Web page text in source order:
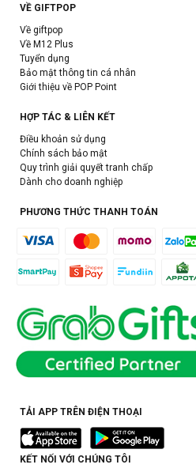
VỀ GIFTPOP
Về giftpop
Về M12 Plus
Tuyển dụng
Bảo mật thông tin cá nhân
Giới thiệu về POP Point
HỢP TÁC & LIÊN KẾT
Điều khoản sử dụng
Chính sách bảo mật
Quy trình giải quyết tranh chấp
Dành cho doanh nghiệp
PHƯƠNG THỨC THANH TOÁN
TẢI APP TRÊN ĐIỆN THOẠI
KẾT NỐI VỚI CHÚNG TÔI